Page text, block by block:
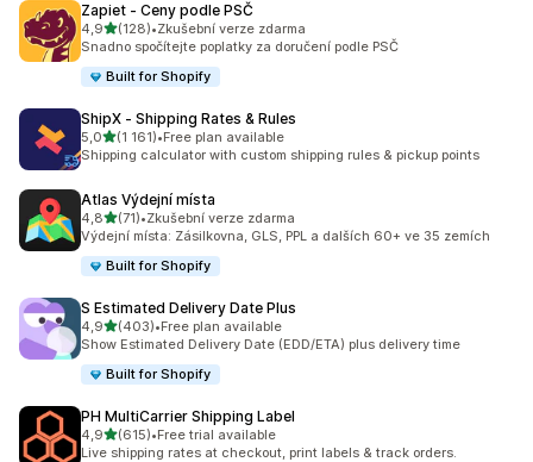
Zapiet ‑ Ceny podle PSČ
4,9z 5 hvězd
(128)
Celkový počet recenzí: 128
•Zkušební verze zdarma
Snadno spočítejte poplatky za doručení podle PSČ
Built for Shopify
ShipX ‑ Shipping Rates & Rules
5,0z 5 hvězd
(1 161)
Celkový počet recenzí: 1161
•Free plan available
Shipping calculator with custom shipping rules & pickup points
Atlas Výdejní místa
4,8z 5 hvězd
(71)
Celkový počet recenzí: 71
•Zkušební verze zdarma
Výdejní místa: Zásilkovna, GLS, PPL a dalších 60+ ve 35 zemích
Built for Shopify
S Estimated Delivery Date Plus
4,9z 5 hvězd
(403)
Celkový počet recenzí: 403
•Free plan available
Show Estimated Delivery Date (EDD/ETA) plus delivery time
Built for Shopify
PH MultiCarrier Shipping Label
4,9z 5 hvězd
(615)
Celkový počet recenzí: 615
•Free trial available
Live shipping rates at checkout, print labels & track orders.